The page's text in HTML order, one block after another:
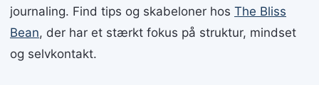
journaling. Find tips og skabeloner hos The Bliss
Bean, der har et stærkt fokus på struktur, mindset
og selvkontakt.